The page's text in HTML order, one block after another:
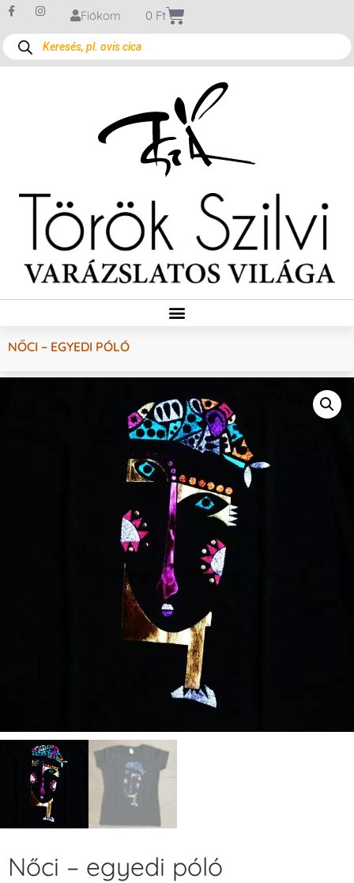
Fiókom 0 Ft
NŐCI – EGYEDI PÓLÓ
Nőci – egyedi póló